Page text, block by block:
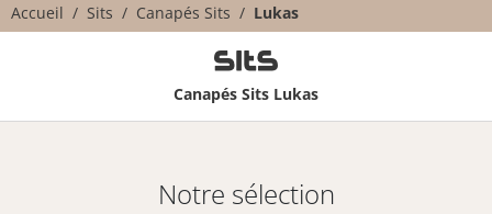
Accueil Sits Canapés Sits Lukas
Canapés Sits Lukas
Notre sélection